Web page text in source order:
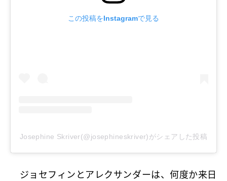
この投稿をInstagramで見る
Josephine Skriver(@josephineskriver)がシェアした投稿
ジョセフィンとアレクサンダーは、何度か来日